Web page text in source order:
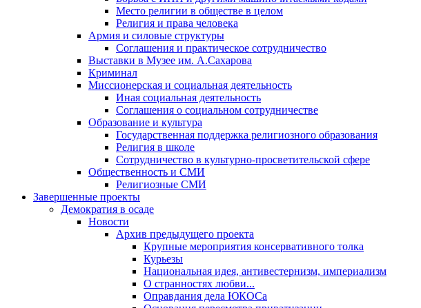
Место религии в обществе в целом
Религия и права человека
Армия и силовые структуры
Соглашения и практическое сотрудничество
Выставки в Музее им. А.Сахарова
Криминал
Миссионерская и социальная деятельность
Иная социальная деятельность
Соглашения о социальном сотрудничестве
Образование и культура
Государственная поддержка религиозного образования
Религия в школе
Сотрудничество в культурно-просветительской сфере
Общественность и СМИ
Религиозные СМИ
Завершенные проекты
Демократия в осаде
Новости
Архив предыдущего проекта
Крупные мероприятия консервативного толка
Курьезы
Национальная идея, антивестернизм, империализм
О странностях любви...
Оправдания дела ЮКОСа